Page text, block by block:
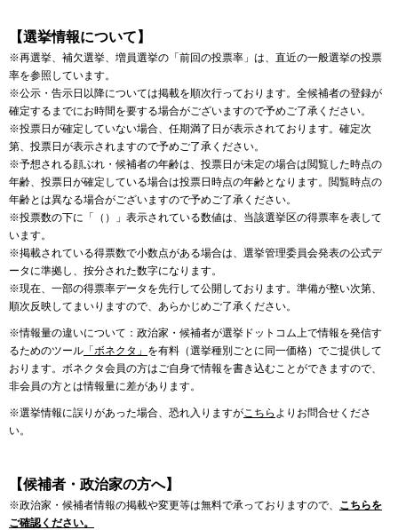
【選挙情報について】
※再選挙、補欠選挙、増員選挙の「前回の投票率」は、直近の一般選挙の投票
率を参照しています。
※公示・告示日以降については掲載を順次行っております。全候補者の登録が
確定するまでにお時間を要する場合がございますので予めご了承ください。
※投票日が確定していない場合、任期満了日が表示されております。確定次
第、投票日が表示されますので予めご了承ください。
※予想される顔ぶれ・候補者の年齢は、投票日が未定の場合は閲覧した時点の
年齢、投票日が確定している場合は投票日時点の年齢となります。閲覧時点の
年齢とは異なる場合がございますので予めご了承ください。
※投票数の下に「（）」表示されている数値は、当該選挙区の得票率を表して
います。
※掲載されている得票数で小数点がある場合は、選挙管理委員会発表の公式デ
ータに準拠し、按分された数字になります。
※現在、一部の得票率データを先行して公開しております。準備が整い次第、
順次反映してまいりますので、あらかじめご了承ください。
※情報量の違いについて：政治家・候補者が選挙ドットコム上で情報を発信す
るためのツール 「ボネクタ」 を有料（選挙種別ごとに同一価格）でご提供して
おります。ボネクタ会員の方はご自身で情報を書き込むことができますので、
非会員の方とは情報量に差があります。
※選挙情報に誤りがあった場合、恐れ入りますがこちら よりお問合せくださ
い。
【候補者・政治家の方へ】
※政治家・候補者情報の掲載や変更等は無料で承っておりますので、 こちらを
ご確認ください。